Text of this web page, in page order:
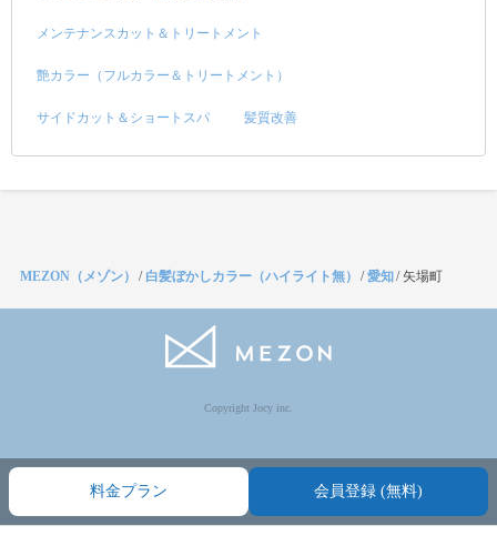
メンテナンスカット＆トリートメント
艶カラー（フルカラー＆トリートメント）
サイドカット＆ショートスパ 髪質改善
料金プラン 会員登録 (無料)
MEZON（メゾン） / 白髪ぼかしカラー（ハイライト無） /愛知/ 矢場町
Copyright Jocy inc.